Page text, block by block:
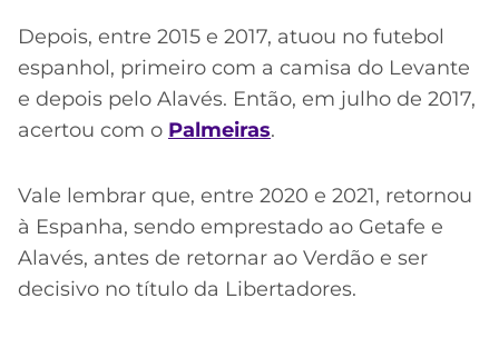
Depois, entre 2015 e 2017, atuou no futebol
espanhol, primeiro com a camisa do Levante
e depois pelo Alavés. Então, em julho de 2017,
acertou com o Palmeiras.
Vale lembrar que, entre 2020 e 2021, retornou
à Espanha, sendo emprestado ao Getafe e
Alavés, antes de retornar ao Verdão e ser
decisivo no título da Libertadores.